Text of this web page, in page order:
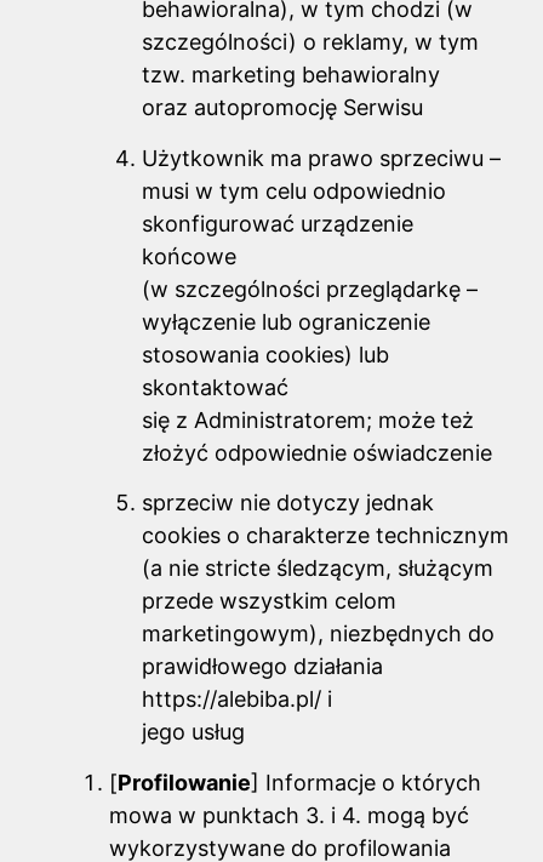
behawioralna), w tym chodzi (w
szczególności) o reklamy, w tym
tzw. marketing behawioralny
oraz autopromocję Serwisu
Użytkownik ma prawo sprzeciwu –
musi w tym celu odpowiednio
skonfigurować urządzenie
końcowe
(w szczególności przeglądarkę –
wyłączenie lub ograniczenie
stosowania cookies) lub
skontaktować
się z Administratorem; może też
złożyć odpowiednie oświadczenie
sprzeciw nie dotyczy jednak
cookies o charakterze technicznym
(a nie stricte śledzącym, służącym
przede wszystkim celom
marketingowym), niezbędnych do
prawidłowego działania
https://alebiba.pl/ i
jego usług
[Profilowanie] Informacje o których
mowa w punktach 3. i 4. mogą być
wykorzystywane do profilowania